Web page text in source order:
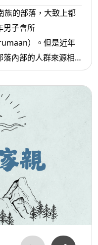
族的部落，大致上都
男子會所
）。但是近年
內部的人群來源相
慣習上的差異。